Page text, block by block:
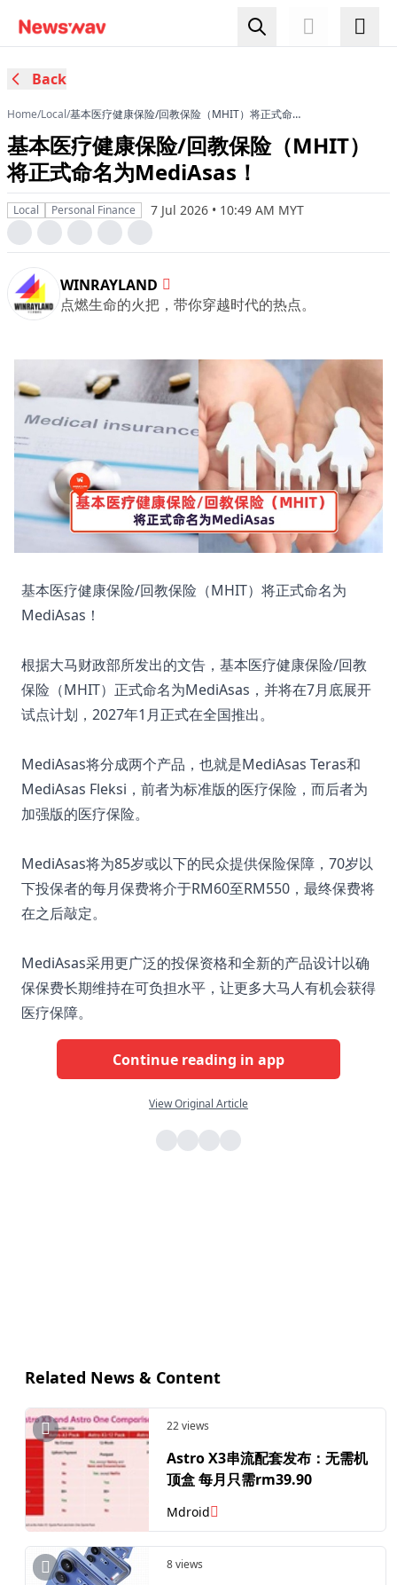
Back
Home/Local/基本医疗健康保险/回教保险（MHIT）将正式命名
基本医疗健康保险/回教保险（MHIT）
将正式命名为MediAsas！
Local Personal Finance 7 Jul 2026 • 10:49 AM MYT
WINRAYLAND
点燃生命的火把，带你穿越时代的热点。
基本医疗健康保险/回教保险（MHIT）将正式命名为
MediAsas！
根据大马财政部所发出的文告，基本医疗健康保险/回教
保险（MHIT）正式命名为MediAsas，并将在7月底展开
试点计划，2027年1月正式在全国推出。
MediAsas将分成两个产品，也就是MediAsas Teras和
MediAsas Fleksi，前者为标准版的医疗保险，而后者为
加强版的医疗保险。
MediAsas将为85岁或以下的民众提供保险保障，70岁以
下投保者的每月保费将介于RM60至RM550，最终保费将
在之后敲定。
MediAsas采用更广泛的投保资格和全新的产品设计以确
保保费长期维持在可负担水平，让更多大马人有机会获得
医疗保障。
Continue reading in app
View Original Article
Related News & Content
22 views
Astro X3串流配套发布：无需机
顶盒 每月只需rm39.90
Mdroid
8 views